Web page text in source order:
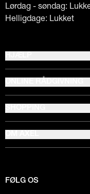
Lørdag - søndag:
Helligdage: Lukket
FØLG OS